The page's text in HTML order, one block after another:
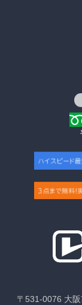
〒531-0076 大